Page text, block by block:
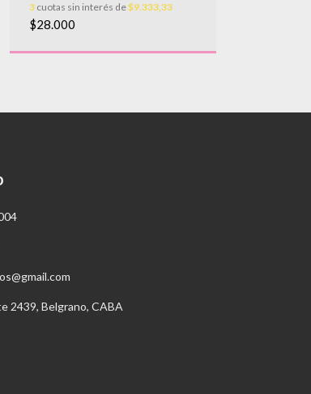
3 cuotas sin interés de$9.333,33
$28.000
2439, Belgrano, CABA